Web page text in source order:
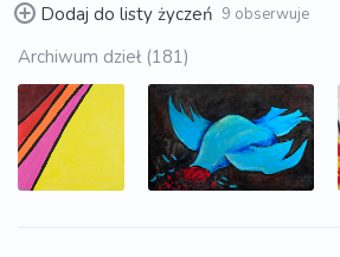
Dodaj do listy życzeń 9 obserwuje
Archiwum dzieł (181)